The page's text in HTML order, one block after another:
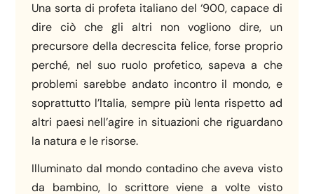
Una sorta di profeta italiano del ‘900, capace di
dire ciò che gli altri non vogliono dire, un
precursore della decrescita felice, forse proprio
perché, nel suo ruolo profetico, sapeva a che
problemi sarebbe andato incontro il mondo, e
soprattutto l’Italia, sempre più lenta rispetto ad
altri paesi nell’agire in situazioni che riguardano
la natura e le risorse.
Illuminato dal mondo contadino che aveva visto
da bambino, lo scrittore viene a volte visto